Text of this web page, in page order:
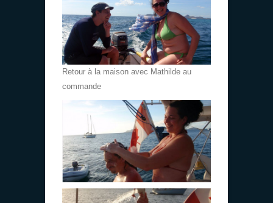
Retour à la maison avec Mathilde au
commande